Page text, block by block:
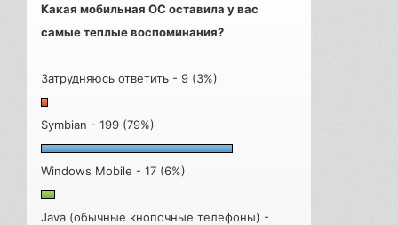
Какая мобильная ОС оставила у вас
самые теплые воспоминания?
Затрудняюсь ответить - 9 (3%)
Symbian - 199 (79%)
Windows Mobile - 17 (6%)
Java (обычные кнопочные телефоны) -